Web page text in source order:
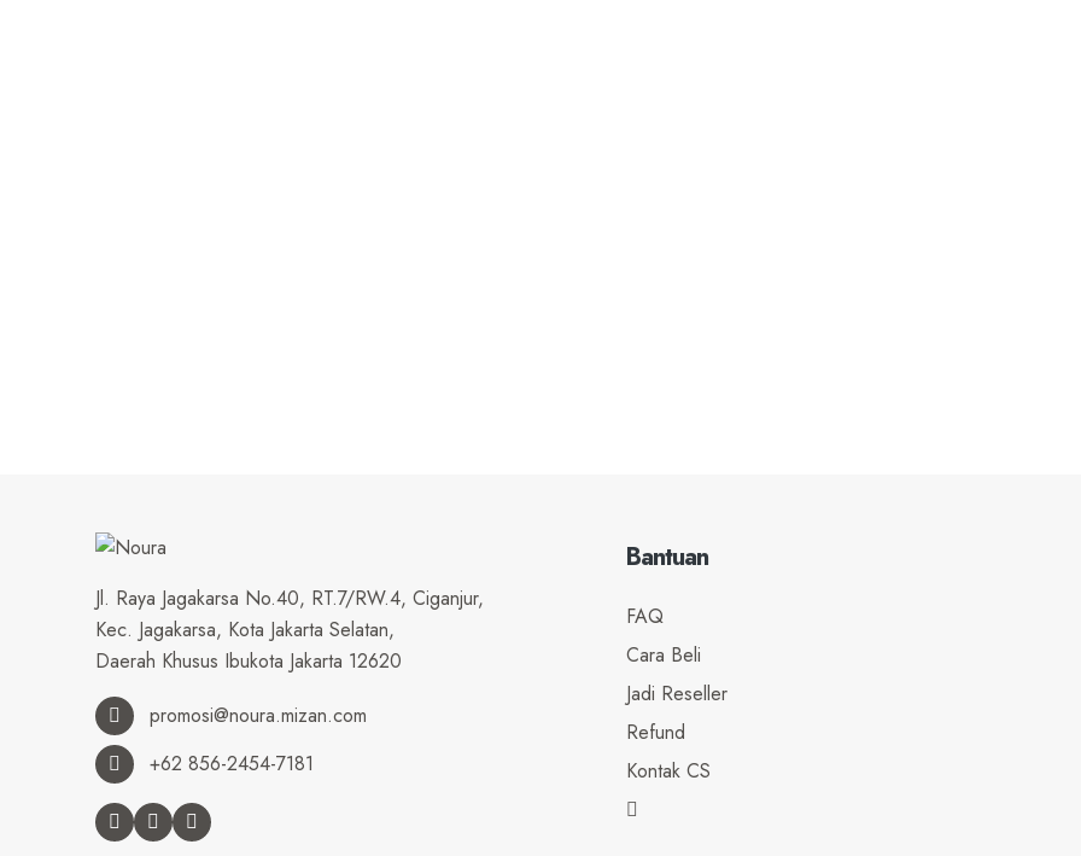
Jl. Raya Jagakarsa No.40, RT.7/RW.4, Ciganjur,
Kec. Jagakarsa, Kota Jakarta Selatan,
Daerah Khusus Ibukota Jakarta 12620
promosi@noura.mizan.com
+62 856-2454-7181
Bantuan
FAQ
Cara Beli
Jadi Reseller
Refund
Kontak CS